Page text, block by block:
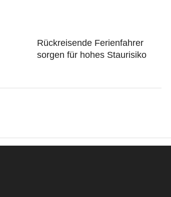
Rückreisende Ferienfahrer
sorgen für hohes Staurisiko